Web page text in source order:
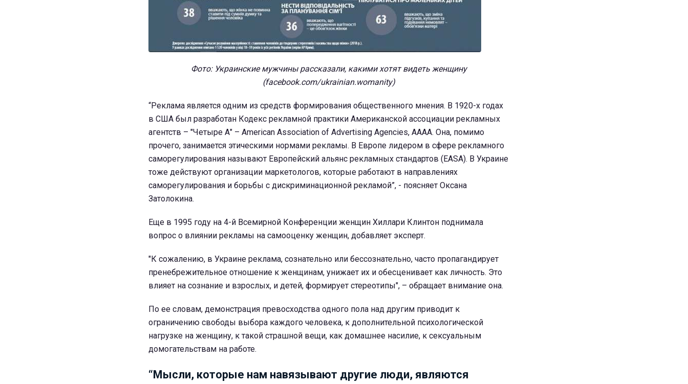
Фото: Украинские мужчины рассказали, какими хотят видеть женщину
(facebook.com/ukrainian.womanity)
“Реклама является одним из средств формирования общественного мнения. В 1920-х годах
в США был разработан Кодекс рекламной практики Американской ассоциации рекламных
агентств – "Четыре А" – American Association of Advertising Agencies, АААА. Она, помимо
прочего, занимается этическими нормами рекламы. В Европе лидером в сфере рекламного
саморегулирования называют Европейский альянс рекламных стандартов (EASA). В Украине
тоже действуют организации маркетологов, которые работают в направлениях
саморегулирования и борьбы с дискриминационной рекламой”, - поясняет Оксана
Затолокина.
Еще в 1995 году на 4-й Всемирной Конференции женщин Хиллари Клинтон поднимала
вопрос о влиянии рекламы на самооценку женщин, добавляет эксперт.
"К сожалению, в Украине реклама, сознательно или бессознательно, часто пропагандирует
пренебрежительное отношение к женщинам, унижает их и обесценивает как личность. Это
влияет на сознание и взрослых, и детей, формирует стереотипы", – обращает внимание она.
По ее словам, демонстрация превосходства одного пола над другим приводит к
ограничению свободы выбора каждого человека, к дополнительной психологической
нагрузке на женщину, к такой страшной вещи, как домашнее насилие, к сексуальным
домогательствам на работе.
“Мысли, которые нам навязывают другие люди, являются